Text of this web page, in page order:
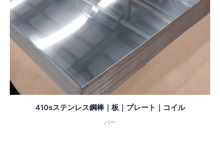
410sステンレス鋼棒｜板｜プレート｜コイル
バー